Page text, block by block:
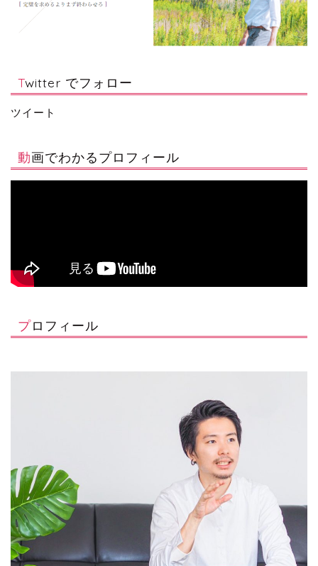
Twitter でフォロー
ツイート
動画でわかるプロフィール
プロフィール